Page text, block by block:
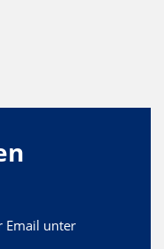
Email unter